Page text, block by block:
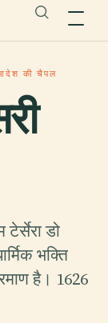
आदेश की चैपल
डो
भक्ति
है। 1626